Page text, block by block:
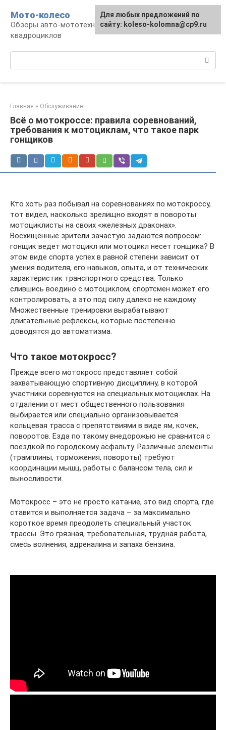
контенту
Мото-колесо
Обзоры авто-мототехники, снегоходов,
квадроциклов
Главная » Обслуживание
Всё о мотокроссе: правила соревнований,
требования к мотоциклам, что такое парк
гонщиков
Кто хоть раз побывал на соревнованиях по мотокроссу,
тот видел, насколько зрелищно входят в повороты
мотоциклисты на своих «железных драконах».
Восхищённые зрители зачастую задаются вопросом:
гонщик ведет мотоцикл или мотоцикл несет гонщика? В
этом виде спорта успех в равной степени зависит от
умения водителя, его навыков, опыта, и от технических
характеристик транспортного средства. Только
слившись воедино с мотоциклом, спортсмен может его
контролировать, а это под силу далеко не каждому.
Множественные тренировки вырабатывают
двигательные рефлексы, которые постепенно
доводятся до автоматизма.
Что такое мотокросс?
Прежде всего мотокросс представляет собой
захватывающую спортивную дисциплину, в которой
участники соревнуются на специальных мотоциклах. На
отдалении от мест общественного пользования
выбирается или специально организовывается
кольцевая трасса с препятствиями в виде ям, кочек,
поворотов. Езда по такому внедорожью не сравнится с
поездкой по городскому асфальту. Различные элементы
(трамплины, торможения, повороты) требуют
координации мышц, работы с балансом тела, сил и
выносливости.
Мотокросс – это не просто катание, это вид спорта, где
ставится и выполняется задача – за максимально
короткое время преодолеть специальный участок
трассы. Это грязная, требовательная, трудная работа,
смесь волнения, адреналина и запаха бензина.
Для любых предложений по
сайту: koleso-kolomna@cp9.ru